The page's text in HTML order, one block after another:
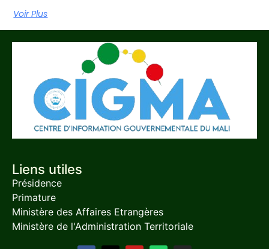
Voir Plus
Liens utiles
Présidence
Primature
Ministère des Affaires Etrangères
Ministère de l'Administration Territoriale